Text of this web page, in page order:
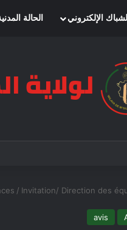
الشباك الإلكتروني الحالة
/ Invitation/ Direction des
avis